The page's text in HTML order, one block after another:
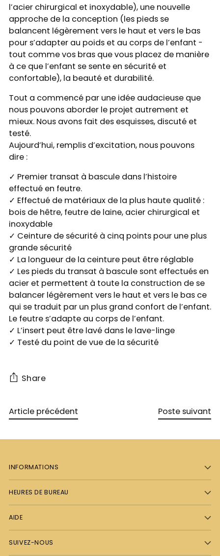
l’acier chirurgical et inoxydable), une nouvelle
approche de la conception (les pieds se
balancent légèrement vers le haut et vers le bas
pour s’adapter au poids et au corps de l’enfant -
tout comme vos bras que vous placez de manière
à ce que l’enfant se sente en sécurité et
confortable), la beauté et durabilité.
Tout a commencé par une idée audacieuse que
nous pouvons aborder le projet autrement et
mieux. Nous avons fait des esquisses, discuté et
testé.
Aujourd’hui, remplis d’excitation, nous pouvons
dire :
✓ Premier transat à bascule dans l’histoire
effectué en feutre.
✓ Effectué de matériaux de la plus haute qualité :
bois de hêtre, feutre de laine, acier chirurgical et
inoxydable
✓ Ceinture de sécurité à cinq points pour une plus
grande sécurité
✓ La longueur de la ceinture peut être réglable
✓ Les pieds du transat à bascule sont effectués en
acier et permettent à toute la construction de se
balancer légèrement vers le haut et vers le bas ce
qui se traduit par un plus grand confort de l’enfant.
Le feutre s’adapte au corps de l’enfant.
✓ L’insert peut être lavé dans le lave-linge
✓ Testé du point de vue de la sécurité
Share
Article précédent Poste suivant
INFORMATIONS
HEURES DE BUREAU
AIDE
SUIVEZ-NOUS